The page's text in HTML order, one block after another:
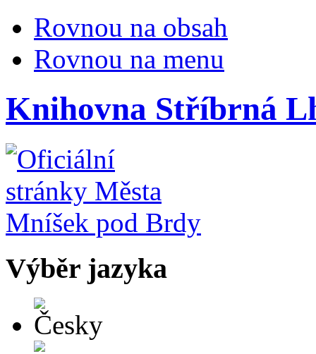
Rovnou na obsah
Rovnou na menu
Knihovna Stříbrná
Výběr jazyka